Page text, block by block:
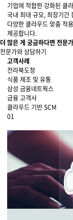
기업에 적합한 강화된 클
국내 최대 규모, 최장기간
다양한 클라우드 맞춤 적
제공합니다.
더 많은 게 궁금하다면 전문
전문가와 상담하기
고객사례
전라북도청
식품 제조 및 유통
삼성 금융네트웍스
금융 고객사
클라우드 기반 SCM
01
prev tab
next tab